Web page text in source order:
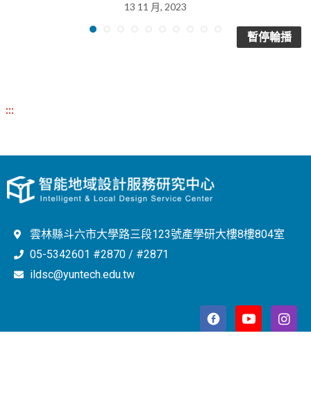
13 11 月, 2023
暫停輪播
:::
雲林縣斗六市大學路三段123號產學研大樓8樓804室
05-5342601 #2870 / #2871
ildsc@yuntech.edu.tw